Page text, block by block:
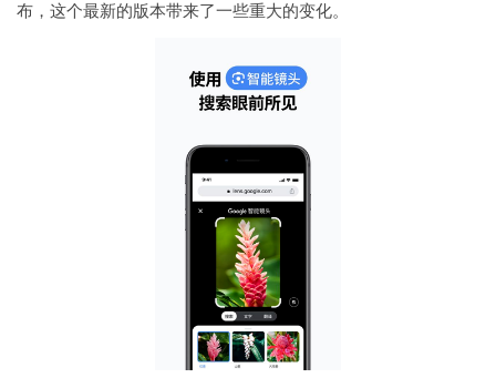
布，这个最新的版本带来了一些重大的变化。